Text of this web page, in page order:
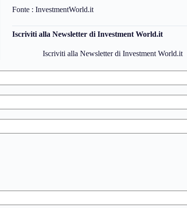
Fonte : InvestmentWorld.it
Iscriviti alla Newsletter di Investment World.it
Iscriviti alla Newsletter di Investment World.it